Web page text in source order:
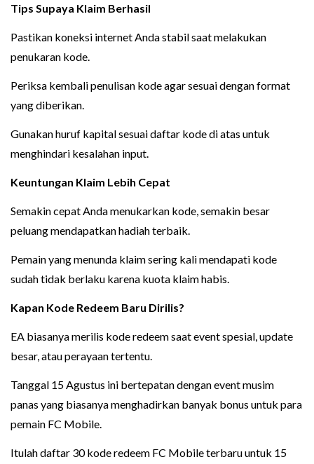
Tips Supaya Klaim Berhasil
Pastikan koneksi internet Anda stabil saat melakukan
penukaran kode.
Periksa kembali penulisan kode agar sesuai dengan format
yang diberikan.
Gunakan huruf kapital sesuai daftar kode di atas untuk
menghindari kesalahan input.
Keuntungan Klaim Lebih Cepat
Semakin cepat Anda menukarkan kode, semakin besar
peluang mendapatkan hadiah terbaik.
Pemain yang menunda klaim sering kali mendapati kode
sudah tidak berlaku karena kuota klaim habis.
Kapan Kode Redeem Baru Dirilis?
EA biasanya merilis kode redeem saat event spesial, update
besar, atau perayaan tertentu.
Tanggal 15 Agustus ini bertepatan dengan event musim
panas yang biasanya menghadirkan banyak bonus untuk para
pemain FC Mobile.
Itulah daftar 30 kode redeem FC Mobile terbaru untuk 15